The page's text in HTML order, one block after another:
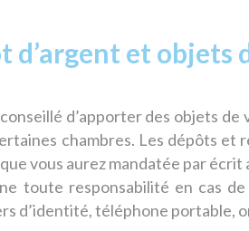
d’argent et objets
d’apporter des objets
chambres. Les dépôts
vous aurez mandatée par
toute responsabilité en cas
d’identité, téléphone portable,